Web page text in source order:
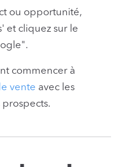
ou opportunité,
et cliquez sur le
commencer à
vente avec les